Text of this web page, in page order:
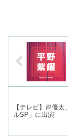
【テレビ】岸優
ルSP」に出演